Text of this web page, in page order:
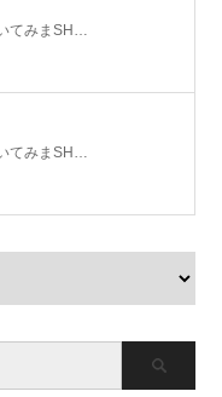
てみまSH…
てみまSH…